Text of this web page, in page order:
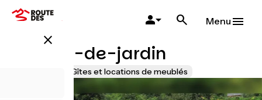
Aller
close
Menu
Gîte rez-de-jardin
Gîtes et locations de meublés